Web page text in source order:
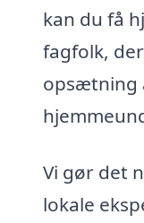
kan du få
fagfolk,
opsætning
Vi gør det
lokale